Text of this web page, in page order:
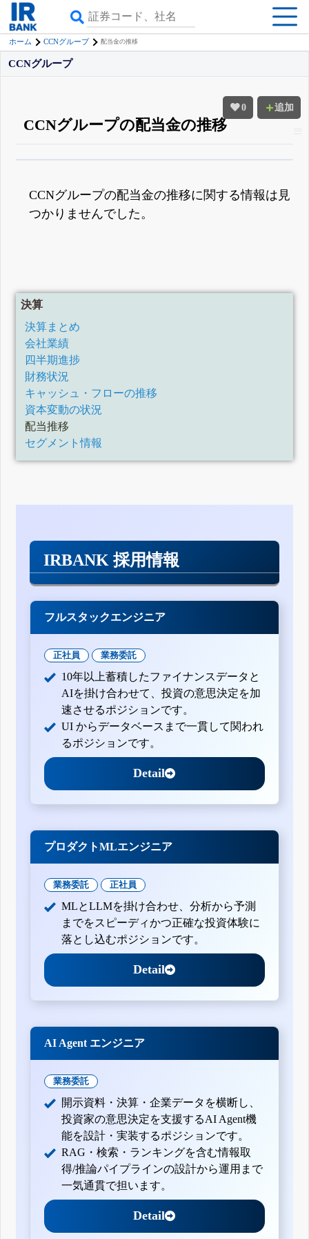
ホーム CCNグループ 配当金の推移
0 追加
CCNグループ
CCNグループの配当金の推移
登録すると永久30%OFFと米株版の先行利用も付きます
CCNグループの配当金の推移に関する情報は見
つかりませんでした。
決算
決算まとめ
会社業績
四半期進捗
財務状況
キャッシュ・フローの推移
資本変動の状況
配当推移
セグメント情報
IRBANK 採用情報
フルスタックエンジニア
正社員 業務委託
10年以上蓄積したファイナンスデータと
AIを掛け合わせて、投資の意思決定を加
速させるポジションです。
UI からデータベースまで一貫して関われ
るポジションです。
Detail
プロダクトMLエンジニア
業務委託 正社員
MLとLLMを掛け合わせ、分析から予測
までをスピーディかつ正確な投資体験に
落とし込むポジションです。
Detail
AI Agent エンジニア
業務委託
開示資料・決算・企業データを横断し、
投資家の意思決定を支援するAI Agent機
能を設計・実装するポジションです。
RAG・検索・ランキングを含む情報取
得/推論パイプラインの設計から運用まで
一気通貫で担います。
Detail